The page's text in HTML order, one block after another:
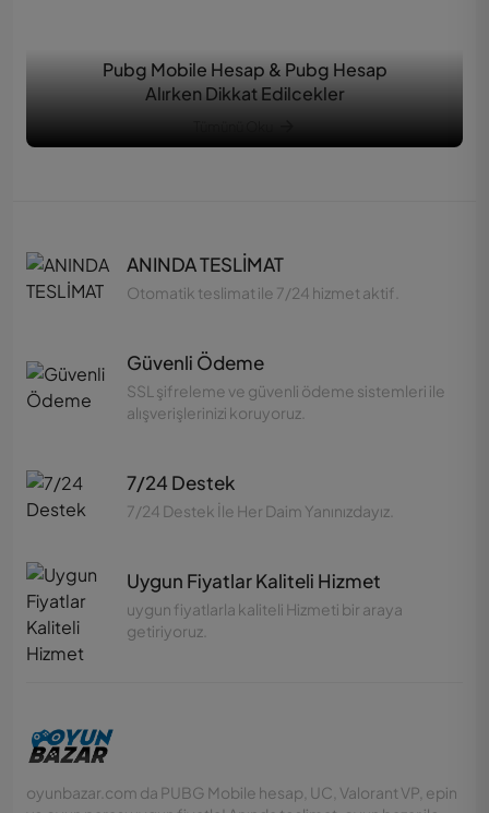
Pubg Mobile Hesap & Pubg Hesap
Alırken Dikkat Edilcekler
ANINDA TESLİMAT
Otomatik teslimat ile 7/24 hizmet aktif.
Güvenli Ödeme
SSL şifreleme ve güvenli ödeme sistemleri ile
alışverişlerinizi koruyoruz.
7/24 Destek
7/24 Destek İle Her Daim Yanınızdayız.
Uygun Fiyatlar Kaliteli Hizmet
uygun fiyatlarla kaliteli Hizmeti bir araya
getiriyoruz.
oyunbazar.com da PUBG Mobile hesap, UC, Valorant VP, epin